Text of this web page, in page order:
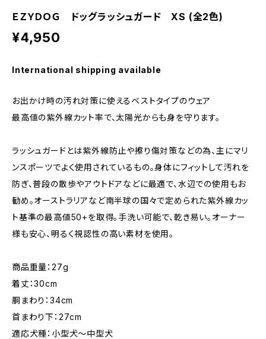
ＥＺＹＤＯＧ ドッグラッシュガード XS (全2色)
¥4,950
International shipping available
お出かけ時の汚れ対策に使えるベストタイプのウェア
最高値の紫外線カット率で、太陽光からも身を守ります。
ラッシュガードとは紫外線防止や擦り傷対策などの為、主にマリ
ンスポーツでよく使用されているもの。身体にフィットして汚れを
防ぎ、普段の散歩やアウトドアなどに最適で、水辺での使用もお
勧め。オーストラリアなど南半球の国々で定められた紫外線カッ
ト基準の最高値50+を取得。手洗い可能で、乾き易い。オーナー
様も安心、明るく視認性の高い素材を使用。
商品重量：27g
着丈：30cm
胴まわり：34cm
首まわり下：27cm
適応犬種：小型犬～中型犬